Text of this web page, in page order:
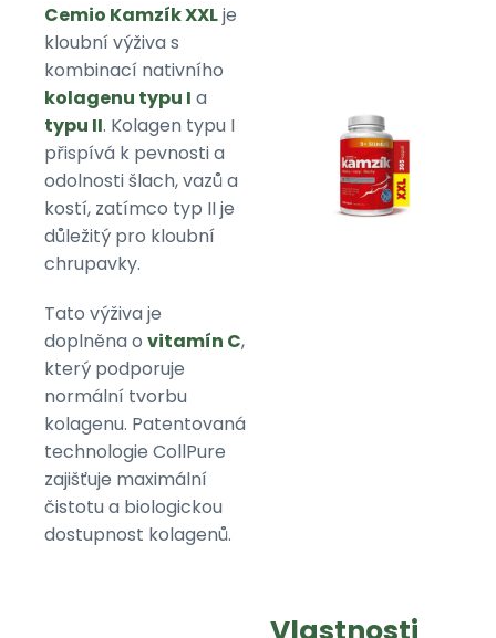
Cemio Kamzík XXLje
kloubní výživa s
kombinací nativního
kolagenu typu I a
typu II. Kolagen typu I
přispívá k pevnosti a
odolnosti šlach, vazů a
kostí, zatímco typ II je
důležitý pro kloubní
chrupavky.
Tato výživa je
doplněna o vitamín C,
který podporuje
normální tvorbu
kolagenu. Patentovaná
technologie CollPure
zajišťuje maximální
čistotu a biologickou
dostupnost kolagenů.